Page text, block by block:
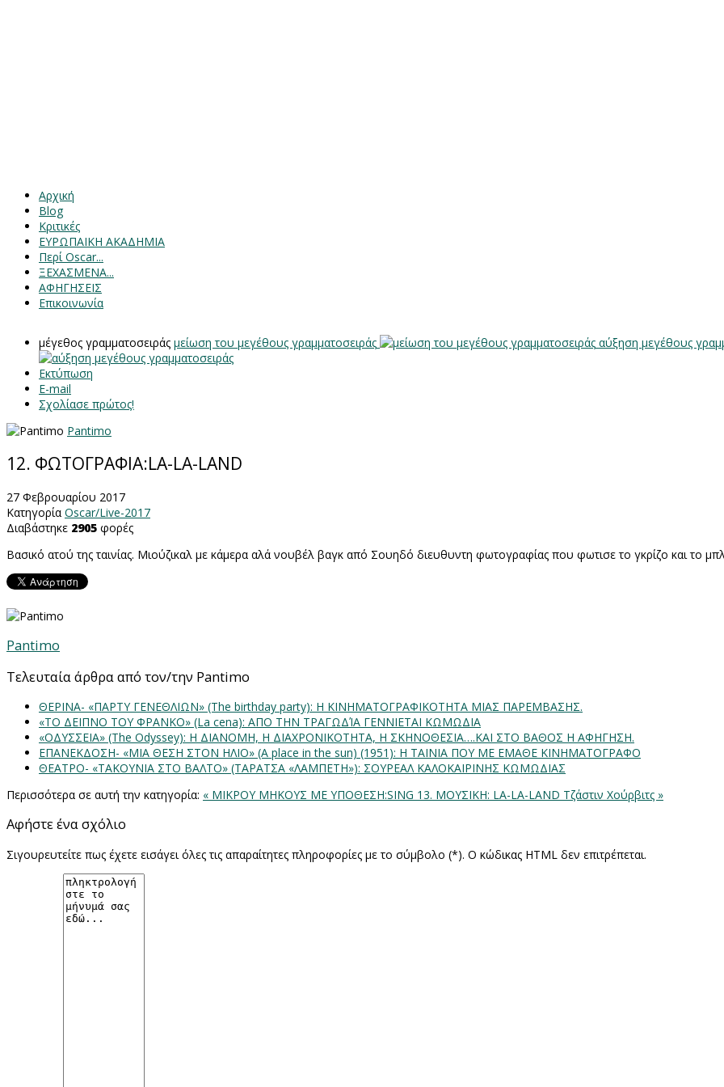
Αρχική
Blog
Κριτικές
ΕΥΡΩΠΑΙΚΗ ΑΚΑΔΗΜΙΑ
Περί Oscar...
ΞΕΧΑΣΜΕΝΑ...
ΑΦΗΓΗΣΕΙΣ
Επικοινωνία
μέγεθος γραμματοσειράς μείωση του μεγέθους γραμματοσειράς
αύξηση μεγέθους
Εκτύπωση
E-mail
Σχολίασε πρώτος!
Pantimo
12. ΦΩΤΟΓΡΑΦΙΑ:LA-LA-LAND
27 Φεβρουαρίου 2017
Κατηγορία Oscar/Live-2017
Διαβάστηκε 2905 φορές
Βασικό ατού της ταινίας. Μιούζικαλ με κάμερα αλά νουβέλ βαγκ από Σουηδό διευθυντη φωτογραφίας που φωτισε το γκρίζο και το
Pantimo
Τελευταία άρθρα από τον/την Pantimo
ΘΕΡΙΝΑ- «ΠΑΡΤΥ ΓΕΝΕΘΛΙΩΝ» (The birthday party): H KINHMATOΓΡΑΦΙΚΟΤΗΤΑ ΜΙΑΣ ΠΑΡΕΜΒΑΣΗΣ.
«ΤΟ ΔΕΙΠΝΟ ΤΟΥ ΦΡΑΝΚΟ» (La cena): ΑΠΟ ΤΗΝ ΤΡΑΓΩΔΊΑ ΓΕΝΝΙΕΤΑΙ ΚΩΜΩΔΙΑ
«ΟΔΥΣΣΕΙΑ» (The Odyssey): Η ΔΙΑΝΟΜΗ, Η ΔΙΑΧΡΟΝΙΚΟΤΗΤΑ, Η ΣΚΗΝΟΘΕΣΙΑ….ΚΑΙ ΣΤΟ ΒΑΘΟΣ Η ΑΦΗΓΗΣΗ.
ΕΠΑΝΕΚΔΟΣΗ- «ΜΙΑ ΘΕΣΗ ΣΤΟΝ ΗΛΙΟ» (Α place in the sun) (1951): Η ΤΑΙΝΙΑ ΠΟΥ ΜΕ ΕΜΑΘΕ ΚΙΝΗΜΑΤΟΓΡΑΦΟ
ΘΕΑΤΡΟ- «ΤΑΚΟΥΝΙΑ ΣΤΟ ΒΑΛΤΟ» (ΤΑΡΑΤΣΑ «ΛΑΜΠΕΤΗ»): ΣΟΥΡΕΑΛ ΚΑΛΟΚΑΙΡΙΝΗΣ ΚΩΜΩΔΙΑΣ
Περισσότερα σε αυτή την κατηγορία: « ΜΙΚΡΟΥ ΜΗΚΟΥΣ ΜΕ ΥΠΟΘΕΣΗ:SING 13. ΜΟΥΣΙΚΗ: LA-LA-LAND Τζάστιν Χούρβιτς »
Αφήστε ένα σχόλιο
Σιγουρευτείτε πως έχετε εισάγει όλες τις απαραίτητες πληροφορίες με το σύμβολο (*). Ο κώδικας HTML δεν επιτρέπεται.